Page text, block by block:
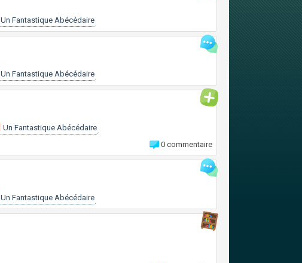
Un Fantastique Abécédaire
Un Fantastique Abécédaire
Un Fantastique Abécédaire
0 commentaire
Un Fantastique Abécédaire